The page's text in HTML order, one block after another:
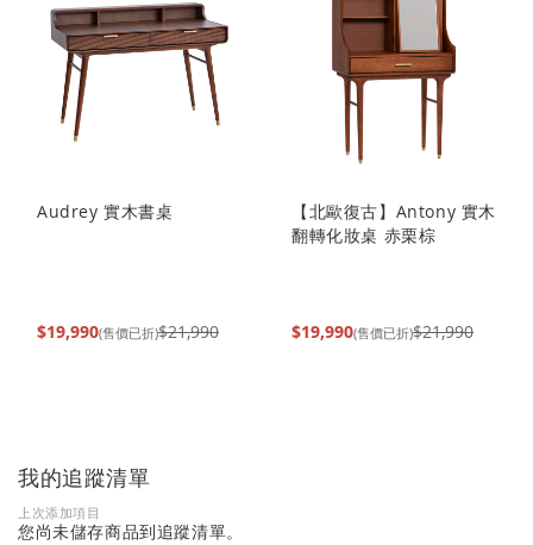
Audrey 實木書桌
$19,990(售價已折)$21,990
【北歐復古】Antony 實木
翻轉化妝桌 赤栗棕
$19,990(售價已折)$21,990
我的追蹤清單
上次添加項目
您尚未儲存商品到追蹤清單。